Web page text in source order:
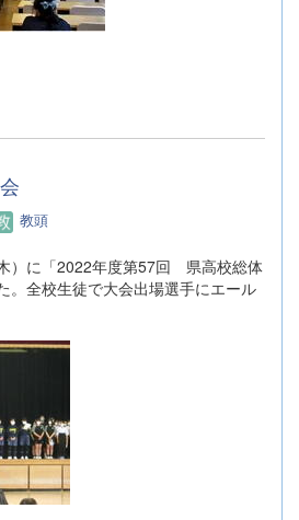
教頭
）に「2022年度第57回 県高校総体
。全校生徒で大会出場選手にエール